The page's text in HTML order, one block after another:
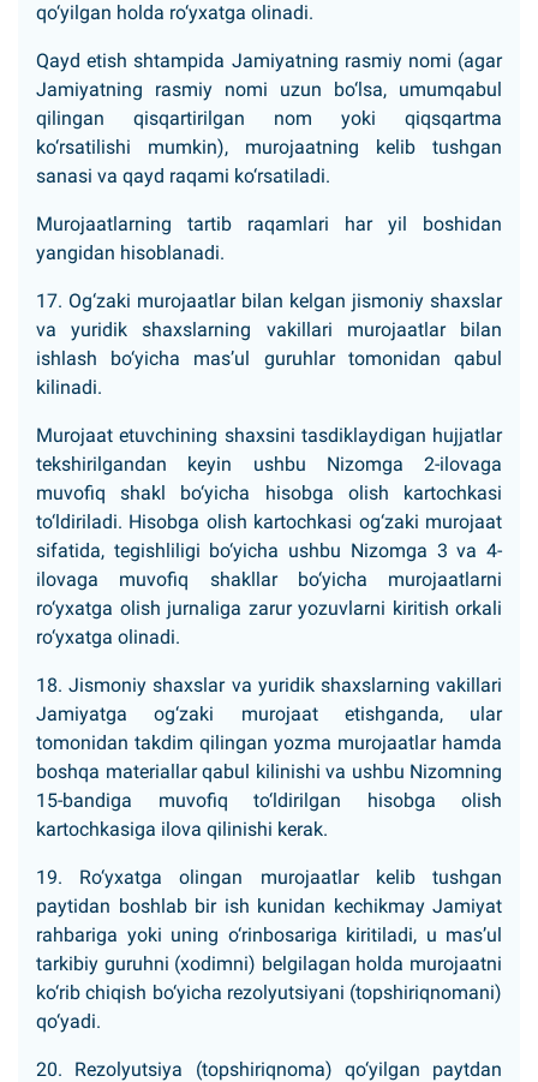
qo‘yilgan holda ro‘yxatga olinadi.
Qayd etish shtampida Jamiyatning rasmiy nomi (agar
Jamiyatning rasmiy nomi uzun bo‘lsa, umumqabul
qilingan qisqartirilgan nom yoki qiqsqartma
ko‘rsatilishi mumkin), murojaatning kelib tushgan
sanasi va qayd raqami ko‘rsatiladi.
Murojaatlarning tartib raqamlari har yil boshidan
yangidan hisoblanadi.
17. Og‘zaki murojaatlar bilan kelgan jismoniy shaxslar
va yuridik shaxslarning vakillari murojaatlar bilan
ishlash bo‘yicha mas’ul guruhlar tomonidan qabul
kilinadi.
Murojaat etuvchining shaxsini tasdiklaydigan hujjatlar
tekshirilgandan keyin ushbu Nizomga 2-ilovaga
muvofiq shakl bo‘yicha hisobga olish kartochkasi
to‘ldiriladi. Hisobga olish kartochkasi og‘zaki murojaat
sifatida, tegishliligi bo‘yicha ushbu Nizomga 3 va 4-
ilovaga muvofiq shakllar bo‘yicha murojaatlarni
ro‘yxatga olish jurnaliga zarur yozuvlarni kiritish orkali
ro‘yxatga olinadi.
18. Jismoniy shaxslar va yuridik shaxslarning vakillari
Jamiyatga og‘zaki murojaat etishganda, ular
tomonidan takdim qilingan yozma murojaatlar hamda
boshqa materiallar qabul kilinishi va ushbu Nizomning
15-bandiga muvofiq to‘ldirilgan hisobga olish
kartochkasiga ilova qilinishi kerak.
19. Ro‘yxatga olingan murojaatlar kelib tushgan
paytidan boshlab bir ish kunidan kechikmay Jamiyat
rahbariga yoki uning o‘rinbosariga kiritiladi, u mas’ul
tarkibiy guruhni (xodimni) belgilagan holda murojaatni
ko‘rib chiqish bo‘yicha rezolyutsiyani (topshiriqnomani)
qo‘yadi.
20. Rezolyutsiya (topshiriqnoma) qo‘yilgan paytdan